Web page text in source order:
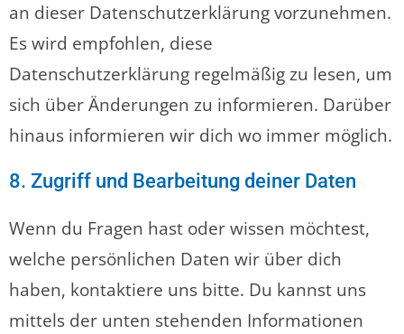
an dieser Datenschutzerklärung vorzunehmen.
Es wird empfohlen, diese
Datenschutzerklärung regelmäßig zu lesen, um
sich über Änderungen zu informieren. Darüber
hinaus informieren wir dich wo immer möglich.
8. Zugriff und Bearbeitung deiner Daten
Wenn du Fragen hast oder wissen möchtest,
welche persönlichen Daten wir über dich
haben, kontaktiere uns bitte. Du kannst uns
mittels der unten stehenden Informationen